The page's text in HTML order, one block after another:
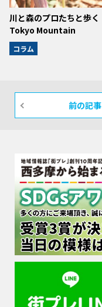
川と森のプロたちと歩く
Tokyo Mountain
コラム
前の記事